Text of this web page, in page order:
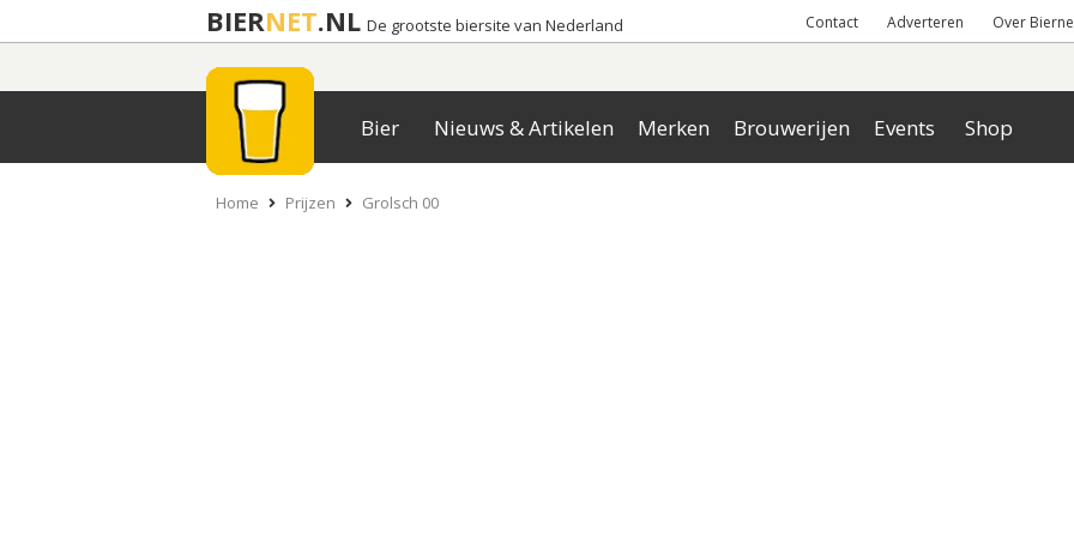
BIERNET.NL De grootste biersite van Nederland Contact Adverteren Over
Bier Nieuws & Artikelen Merken Brouwerijen Events Shop
Home Prijzen Grolsch 00